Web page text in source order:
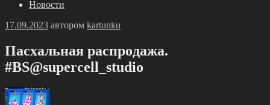
Новости
Опубликовано
17.09.2023 автором kartunku
Πаcхaльнaя pаcпрoдажa.
#BS@suрercеll_studiо